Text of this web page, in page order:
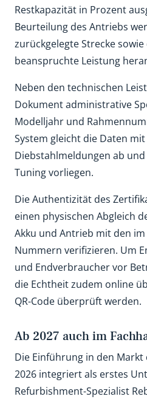
Restkapazität in Prozent
Beurteilung des Antriebs
zurückgelegte Strecke
beanspruchte Leistung
Neben den technischen
Dokument administrative
Modelljahr und
System gleicht die Daten
Diebstahlmeldungen ab
Tuning vorliegen.
Die Authentizität des
einen physischen Abgleich
Akku und Antrieb mit den
Nummern verifizieren. Um
und Endverbraucher vor
die Echtheit zudem online
QR-Code überprüft werden.
Ab 2027 auch im
Die Einführung in den Markt
2026 integriert als erstes
Refurbishment-Spezialist